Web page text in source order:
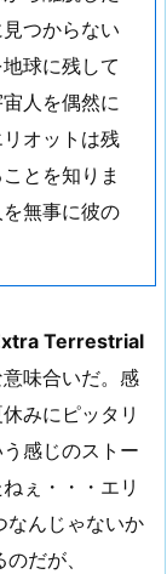
つからない
球に残して
人を偶然に
オットは残
とを知りま
無事に彼の
Terrestrial
味合いだ。感
みにピッタリ
感じのストー
ぇ・・・エリ
なんじゃないか
だが、